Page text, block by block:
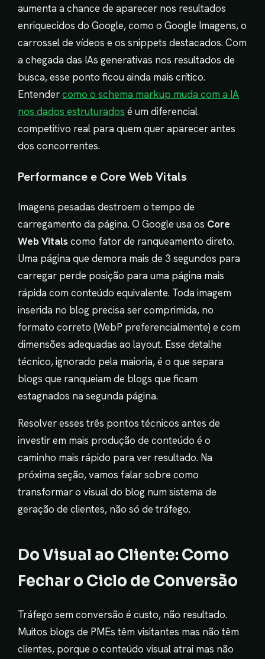
aumenta a chance de aparecer nos resultados
enriquecidos do Google, como o Google Imagens, o
carrossel de vídeos e os snippets destacados. Com
a chegada das IAs generativas nos resultados de
busca, esse ponto ficou ainda mais crítico.
Entendercomo o schema markup muda com a IA
nos dados estruturados é um diferencial
competitivo real para quem quer aparecer antes
dos concorrentes.
Performance e Core Web Vitals
Imagens pesadas destroem o tempo de
carregamento da página. O Google usa os Core
Web Vitals como fator de ranqueamento direto.
Uma página que demora mais de 3 segundos para
carregar perde posição para uma página mais
rápida com conteúdo equivalente. Toda imagem
inserida no blog precisa ser comprimida, no
formato correto (WebP preferencialmente) e com
dimensões adequadas ao layout. Esse detalhe
técnico, ignorado pela maioria, é o que separa
blogs que ranqueiam de blogs que ficam
estagnados na segunda página.
Resolver esses três pontos técnicos antes de
investir em mais produção de conteúdo é o
caminho mais rápido para ver resultado. Na
próxima seção, vamos falar sobre como
transformar o visual do blog num sistema de
geração de clientes, não só de tráfego.
Do Visual ao Cliente: Como
Fechar o Ciclo de Conversão
Tráfego sem conversão é custo, não resultado.
Muitos blogs de PMEs têm visitantes mas não têm
clientes, porque o conteúdo visual atrai mas não